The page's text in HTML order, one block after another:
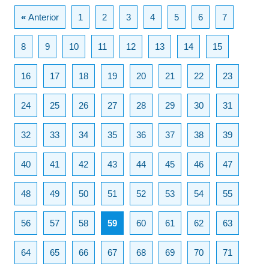
«Anterior 1 2 3 4 5 6 7
8 9 10 11 12 13 14 15
16 17 18 19 20 21 22 23
24 25 26 27 28 29 30 31
32 33 34 35 36 37 38 39
40 41 42 43 44 45 46 47
48 49 50 51 52 53 54 55
56 57 58 59 60 61 62 63
64 65 66 67 68 69 70 71